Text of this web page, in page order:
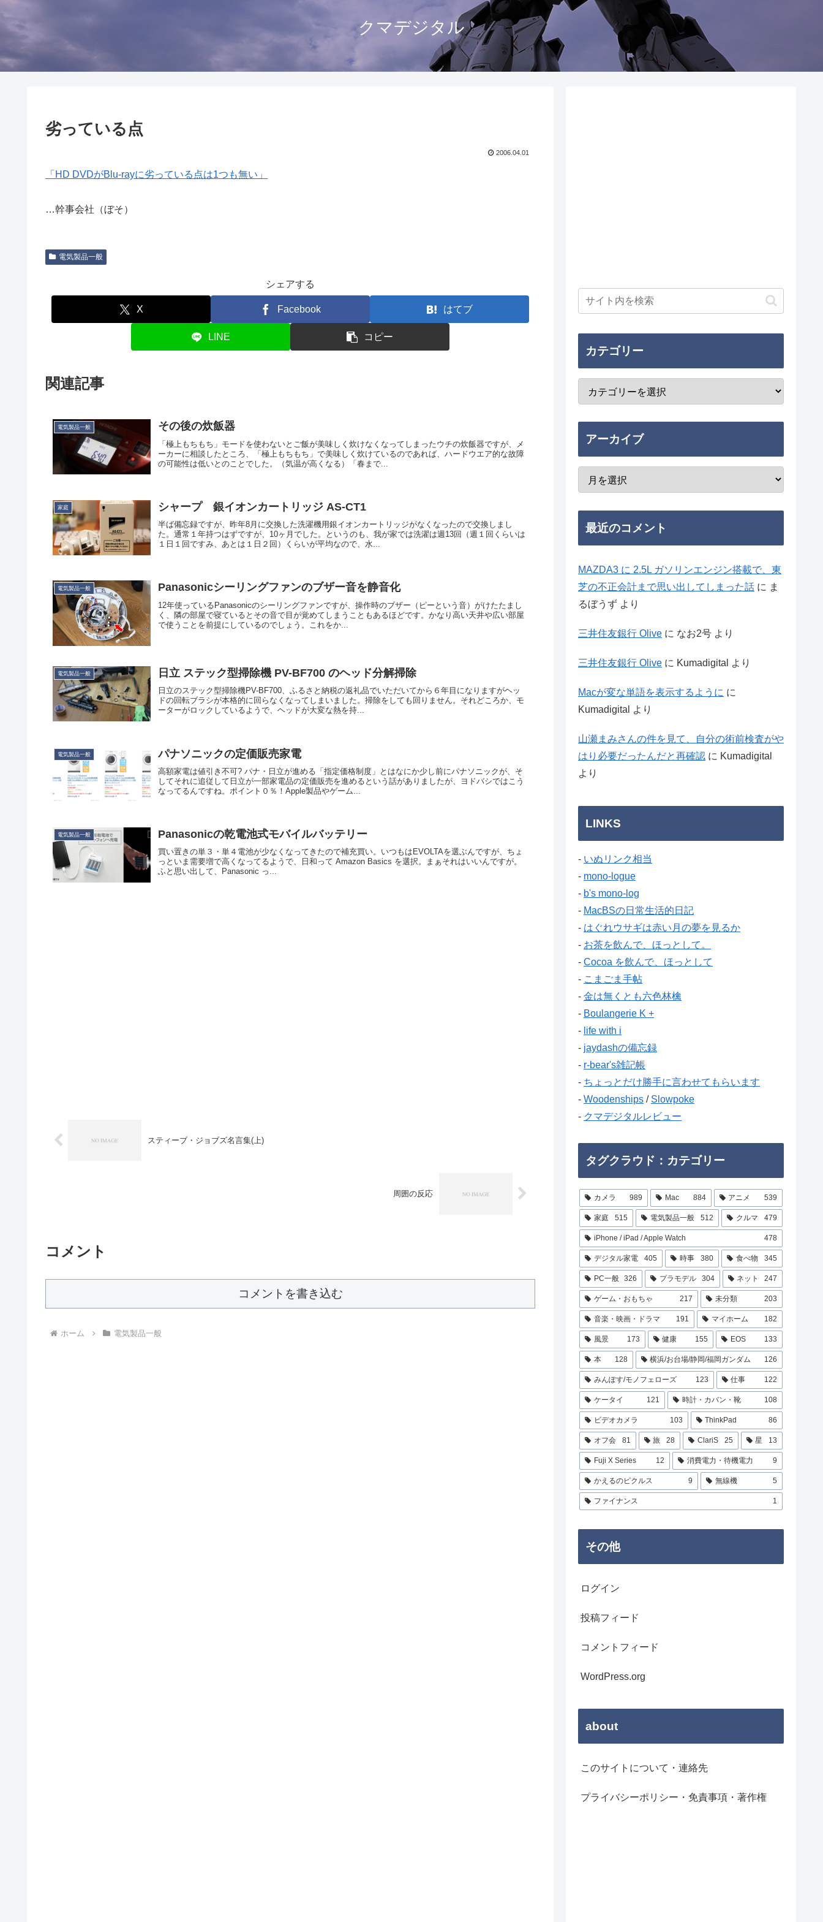
クマデジタル
劣っている点
2006.04.01
「HD DVDがBlu-rayに劣っている点は1つも無い」
…幹事会社（ぼそ）
電気製品一般
シェアする
X Facebook はてブ
LINE コピー
関連記事
電気製品一般 その後の炊飯器
「極上もちもち」モードを使わないとご飯が美味しく炊けなくなってしまったウチの炊飯器ですが、メ
ーカーに相談したところ、「極上もちもち」で美味しく炊けているのであれば、ハードウエア的な故障
の可能性は低いとのことでした。（気温が高くなる）「春まで...
家庭 シャープ 銀イオンカートリッジ AS-CT1
半ば備忘録ですが、昨年8月に交換した洗濯機用銀イオンカートリッジがなくなったので交換しまし
た。通常１年持つはずですが、10ヶ月でした。というのも、我が家では洗濯は週13回（週１回くらいは
１日１回ですみ、あとは１日２回）くらいが平均なので、水...
電気製品一般 Panasonicシーリングファンのブザー音を静音化
12年使っているPanasonicのシーリングファンですが、操作時のブザー（ピーという音）がけたたまし
く、隣の部屋で寝ているとその音で目が覚めてしまうこともあるほどです。かなり高い天井や広い部屋
で使うことを前提にしているのでしょう。これをか...
電気製品一般 日立 ステック型掃除機 PV-BF700 のヘッド分解掃除
日立のステック型掃除機PV-BF700、ふるさと納税の返礼品でいただいてから６年目になりますがヘッ
ドの回転ブラシが本格的に回らなくなってしまいました。掃除をしても回りません。それどころか、モ
ーターがロックしているようで、ヘッドが大変な熱を持...
電気製品一般 パナソニックの定価販売家電
高額家電は値引き不可? パナ・日立が進める「指定価格制度」とはなにか少し前にパナソニックが、そ
してそれに追従して日立が一部家電品の定価販売を進めるという話がありましたが、ヨドバシではこう
なってるんですね。ポイント０％！Apple製品やゲーム...
電気製品一般 Panasonicの乾電池式モバイルバッテリー
買い置きの単３・単４電池が少なくなってきたので補充買い。いつもはEVOLTAを選ぶんですが、ちょ
っといま需要増で高くなってるようで、日和って Amazon Basics を選択。まぁそれはいいんですが。
ふと思い出して、Panasonic っ...
スティーブ・ジョブズ名言集(上)
周囲の反応
コメント
コメントを書き込む
ホーム 電気製品一般
カテゴリー
アーカイブ
最近のコメント
MAZDA3 に 2.5L ガソリンエンジン搭載で、東
芝の不正会計まで思い出してしまった話 に ま
るぼうず より
三井住友銀行 Olive に なお2号 より
三井住友銀行 Olive に Kumadigital より
Macが変な単語を表示するように に
Kumadigital
より
山瀬まみさんの件を見て、自分の術前検査がや
はり必要だったんだと再確認 に Kumadigital
より
LINKS
- いぬリンク相当
- mono-logue
- b's mono-log
- MacBSの日常生活的日記
- はぐれウサギは赤い月の夢を見るか
- お茶を飲んで、ほっとして。
- Cocoa を飲んで、ほっとして
- こまごま手帖
- 金は無くとも六色林檎
- Boulangerie K +
- life with i
- jaydashの備忘録
- r-bear's雑記帳
- ちょっとだけ勝手に言わせてもらいます
- Woodenships / Slowpoke
- クマデジタルレビュー
タグクラウド：カテゴリー
カメラ 989 Mac 884 アニメ 539
家庭 515 電気製品一般 512 クルマ 479
iPhone / iPad / Apple Watch 478
デジタル家電 405 時事 380 食べ物 345
PC一般 326 プラモデル 304 ネット 247
ゲーム・おもちゃ 217 未分類 203
音楽・映画・ドラマ 191 マイホーム 182
風景 173 健康 155 EOS 133
本 128 横浜/お台場/静岡/福岡ガンダム 126
みんぽす/モノフェローズ 123 仕事 122
ケータイ 121 時計・カバン・靴 108
ビデオカメラ 103 ThinkPad 86
オフ会 81 旅 28 ClariS 25 星 13
Fuji X Series 12 消費電力・待機電力 9
かえるのピクルス 9 無線機 5
ファイナンス 1
その他
ログイン
投稿フィード
コメントフィード
WordPress.org
about
このサイトについて・連絡先
プライバシーポリシー・免責事項・著作権